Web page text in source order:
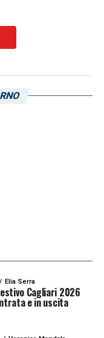
diNiccolò
di
per
personale è di
Elia Serra
Cagliari 2026
e in uscita